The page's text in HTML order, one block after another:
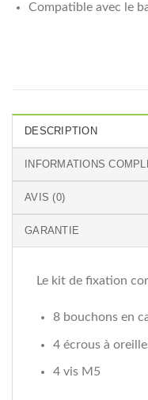
Compatible avec le
DESCRIPTION
INFORMATIONS
AVIS (0)
GARANTIE
Le kit de fixation
8 bouchons en
4 écrous à
4 vis M5